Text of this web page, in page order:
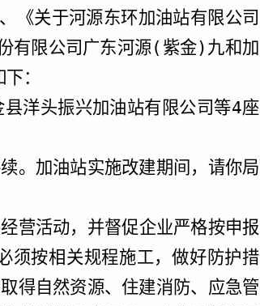
《关于河源东环加油站有限公司
有限公司广东河源( 紫金) 九和加
：
洋头振兴加油站有限公司等4座
。加油站实施改建期间， 请你局
营活动，并督促企业严格按申报
须按相关规程施工，做好防护措
得自然资源、住建消防、应急管